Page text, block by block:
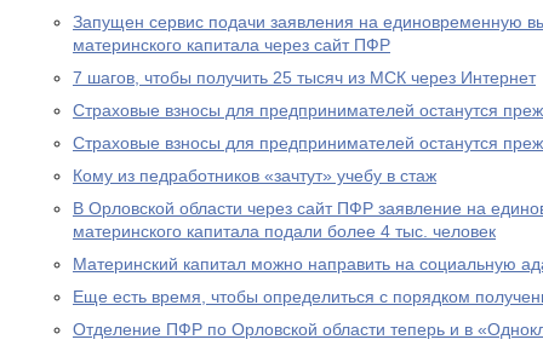
Запущен сервис подачи заявления на единовременную
материнского капитала через сайт ПФР
7 шагов, чтобы получить 25 тысяч из МСК через Интернет
Страховые взносы для предпринимателей останутся
Страховые взносы для предпринимателей останутся
Кому из педработников «зачтут» учебу в стаж
В Орловской области через сайт ПФР заявление на
материнского капитала подали более 4 тыс. человек
Материнский капитал можно направить на социальную
Еще есть время, чтобы определиться с порядком
Отделение ПФР по Орловской области теперь и в